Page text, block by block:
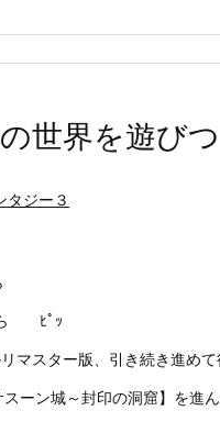
世界を遊び
タジー３
ら ﾋﾟｯ
マスター版、引き続き進め
ーン城～封印の洞窟】を進ん